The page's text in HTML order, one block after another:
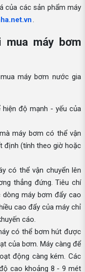
của các sản phẩm máy
.
máy bơm
máy bơm nước gia
hiện độ mạnh - yếu của
máy bơm có thể vận
định (tính theo giờ hoặc
có thể vận chuyển lên
thẳng đứng. Tiêu chí
máy bơm đẩy cao
cao đẩy của máy chỉ
cáo.
có thể bơm hút được
của bơm. Máy càng để
động càng kém. Các
cao khoảng 8 - 9 mét